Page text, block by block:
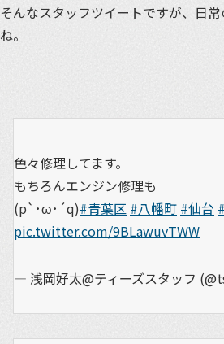
そんなスタッフツイートですが、日
ね。
色々修理してます。
もちろんエンジン修理も
(p`･ω･´q)#青葉区 #八幡町 #仙台
pic.twitter.com/9BLawuvTWW
— 浅岡好太@ティーズスタッフ